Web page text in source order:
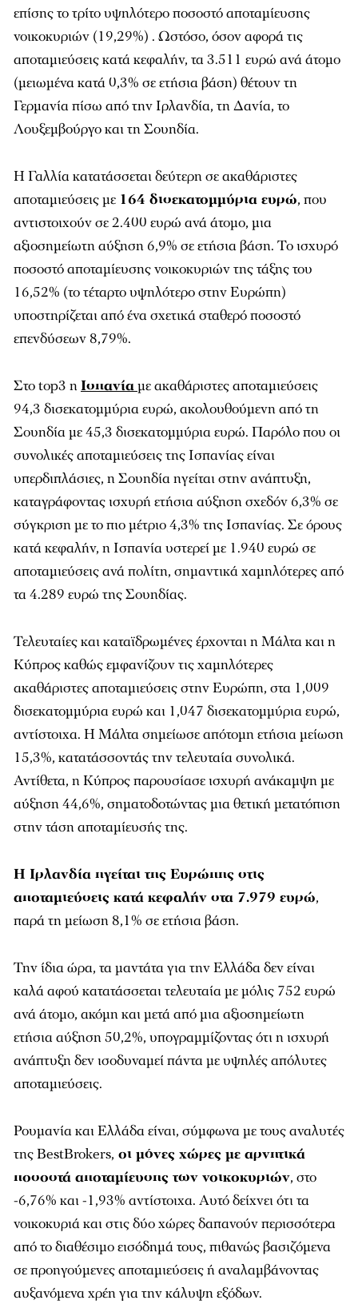
επίσης το τρίτο υψηλότερο ποσοστό αποταμίευσης
νοικοκυριών (19,29%) . Ωστόσο, όσον αφορά τις
αποταμιεύσεις κατά κεφαλήν, τα 3.511 ευρώ ανά άτομο
(μειωμένα κατά 0,3% σε ετήσια βάση) θέτουν τη
Γερμανία πίσω από την Ιρλανδία, τη Δανία, το
Λουξεμβούργο και τη Σουηδία.
Η Γαλλία κατατάσσεται δεύτερη σε ακαθάριστες
αποταμιεύσεις με 164 δισεκατομμύρια ευρώ, που
αντιστοιχούν σε 2.400 ευρώ ανά άτομο, μια
αξιοσημείωτη αύξηση 6,9% σε ετήσια βάση. Το ισχυρό
ποσοστό αποταμίευσης νοικοκυριών της τάξης του
16,52% (το τέταρτο υψηλότερο στην Ευρώπη)
υποστηρίζεται από ένα σχετικά σταθερό ποσοστό
επενδύσεων 8,79%.
Στο top3 η Ισπανίαμε ακαθάριστες αποταμιεύσεις
94,3 δισεκατομμύρια ευρώ, ακολουθούμενη από τη
Σουηδία με 45,3 δισεκατομμύρια ευρώ. Παρόλο που οι
συνολικές αποταμιεύσεις της Ισπανίας είναι
υπερδιπλάσιες, η Σουηδία ηγείται στην ανάπτυξη,
καταγράφοντας ισχυρή ετήσια αύξηση σχεδόν 6,3% σε
σύγκριση με το πιο μέτριο 4,3% της Ισπανίας. Σε όρους
κατά κεφαλήν, η Ισπανία υστερεί με 1.940 ευρώ σε
αποταμιεύσεις ανά πολίτη, σημαντικά χαμηλότερες από
τα 4.289 ευρώ της Σουηδίας.
Τελευταίες και καταϊδρωμένες έρχονται η Μάλτα και η
Κύπρος καθώς εμφανίζουν τις χαμηλότερες
ακαθάριστες αποταμιεύσεις στην Ευρώπη, στα 1,009
δισεκατομμύρια ευρώ και 1,047 δισεκατομμύρια ευρώ,
αντίστοιχα. Η Μάλτα σημείωσε απότομη ετήσια μείωση
15,3%, κατατάσσοντάς την τελευταία συνολικά.
Αντίθετα, η Κύπρος παρουσίασε ισχυρή ανάκαμψη με
αύξηση 44,6%, σηματοδοτώντας μια θετική μετατόπιση
στην τάση αποταμίευσής της.
Η Ιρλανδία ηγείται της Ευρώπης στις
αποταμιεύσεις κατά κεφαλήν στα 7.979 ευρώ,
παρά τη μείωση 8,1% σε ετήσια βάση.
Την ίδια ώρα, τα μαντάτα για την Ελλάδα δεν είναι
καλά αφού κατατάσσεται τελευταία με μόλις 752 ευρώ
ανά άτομο, ακόμη και μετά από μια αξιοσημείωτη
ετήσια αύξηση 50,2%, υπογραμμίζοντας ότι η ισχυρή
ανάπτυξη δεν ισοδυναμεί πάντα με υψηλές απόλυτες
αποταμιεύσεις.
Ρουμανία και Ελλάδα είναι, σύμφωνα με τους αναλυτές
της BestBrokers, οι μόνες χώρες με αρνητικά
ποσοστά αποταμίευσης των νοικοκυριών, στο
-6,76% και -1,93% αντίστοιχα. Αυτό δείχνει ότι τα
νοικοκυριά και στις δύο χώρες δαπανούν περισσότερα
από το διαθέσιμο εισόδημά τους, πιθανώς βασιζόμενα
σε προηγούμενες αποταμιεύσεις ή αναλαμβάνοντας
αυξανόμενα χρέη για την κάλυψη εξόδων.